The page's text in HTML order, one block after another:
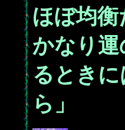
ほぼ均衡
かなり
るとき
ら」